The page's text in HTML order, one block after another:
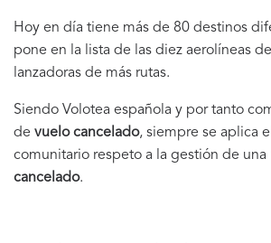
Hoy en día tiene más de 80 destinos
pone en la lista de las diez aerolíneas
lanzadoras de más rutas.
Siendo Volotea española y por tanto
de vuelo cancelado, siempre se aplica
comunitario respeto a la gestión de una
cancelado.